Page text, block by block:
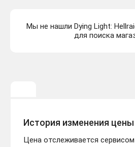
Мы не нашли Dying Light:
для поиска
История изменения цены
Цена отслеживается